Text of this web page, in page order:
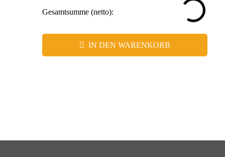
Gesamtsumme (netto):
IN DEN WARENKORB